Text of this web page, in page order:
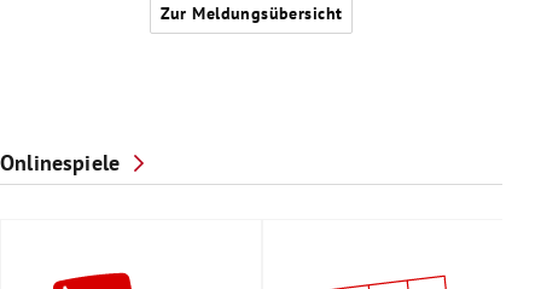
Zur Meldungsübersicht
Onlinespiele